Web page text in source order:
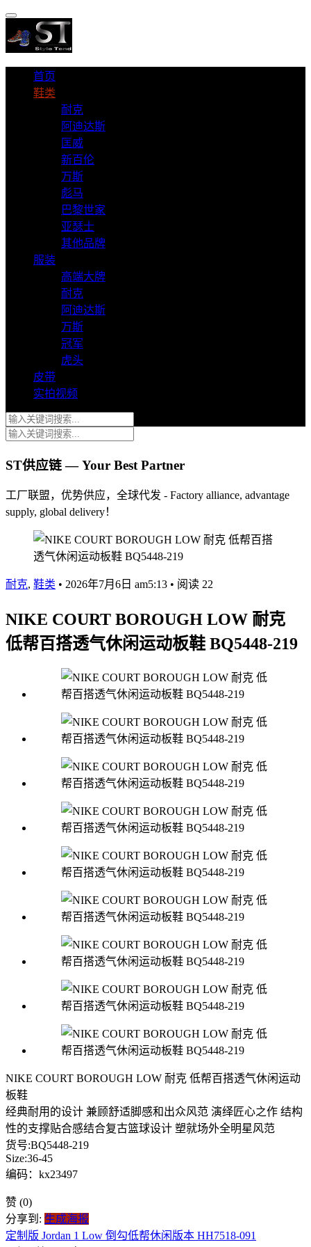
首页
鞋类
耐克
阿迪达斯
匡威
新百伦
万斯
彪马
巴黎世家
亚瑟士
其他品牌
服装
高端大牌
耐克
阿迪达斯
万斯
冠军
虎头
皮带
实拍视频
ST供应链 — Your Best Partner
工厂联盟，优势供应，全球代发 - Factory alliance, advantage
supply, global delivery！
耐克, 鞋类 • 2026年7月6日 am5:13 • 阅读 22
NIKE COURT BOROUGH LOW 耐克
低帮百搭透气休闲运动板鞋 BQ5448-219
NIKE COURT BOROUGH LOW 耐克 低帮百搭透气休闲运动
板鞋
经典耐用的设计 兼顾舒适脚感和出众风范 演绎匠心之作 结构
性的支撑贴合感结合复古篮球设计 塑就场外全明星风范
货号:BQ5448-219
Size:36-45
编码：kx23497
赞 (0)
分享到: 生成海报
定制版 Jordan 1 Low 倒勾低帮休闲版本 HH7518-091